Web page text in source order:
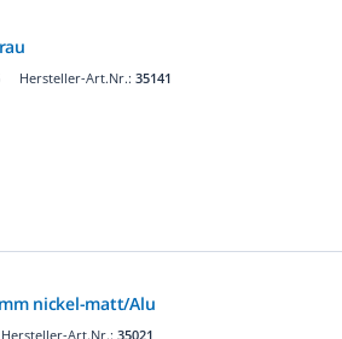
Hersteller-Art.Nr.: 35141
nickel-matt/Alu
Hersteller-Art.Nr.: 35021